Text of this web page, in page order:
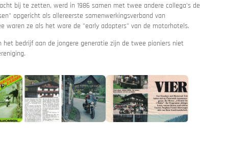
bij te zetten, werd in 1986 samen met twee andere collega's de
opgericht als allereerste samenwerkingsverband van
waren ze als het ware de "early adopters" van de motorhotels.
het bedrijf aan de jongere generatie zijn de twee pioniers niet